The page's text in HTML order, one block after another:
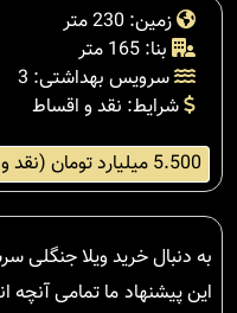
زمین: 230 متر
بنا: 165 متر
سرویس بهداشتی: 3
شرایط: نقد و اقساط
5.500 میلیارد تومان (نقد و اقساط)
به دنبال خرید ویلا جنگلی
این پیشنهاد ما تمامی آنچه